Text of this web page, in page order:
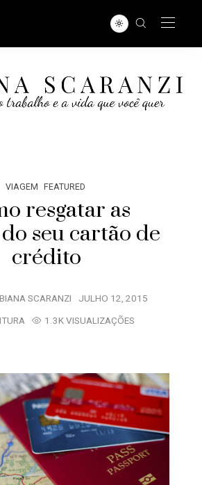
VIAGEM FEATURED
resgatar as
seu cartão de
crédito
SCARANZI JULHO 12, 2015
1.3K VISUALIZAÇÕES